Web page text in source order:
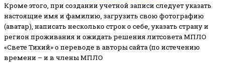
Кроме этого, при создании учетной записи следует указать
настоящие имя и фамилию, загрузить свою фотографию
(аватар), написать несколько строк о себе, указать страну и
регион проживания и ожидать решения литсовета МПЛО
«Свете Тихий» о переводе в авторы сайта (по истечению
времени – и в члены МПЛО